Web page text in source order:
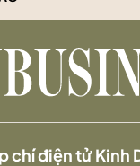
chí điện tử Kinh